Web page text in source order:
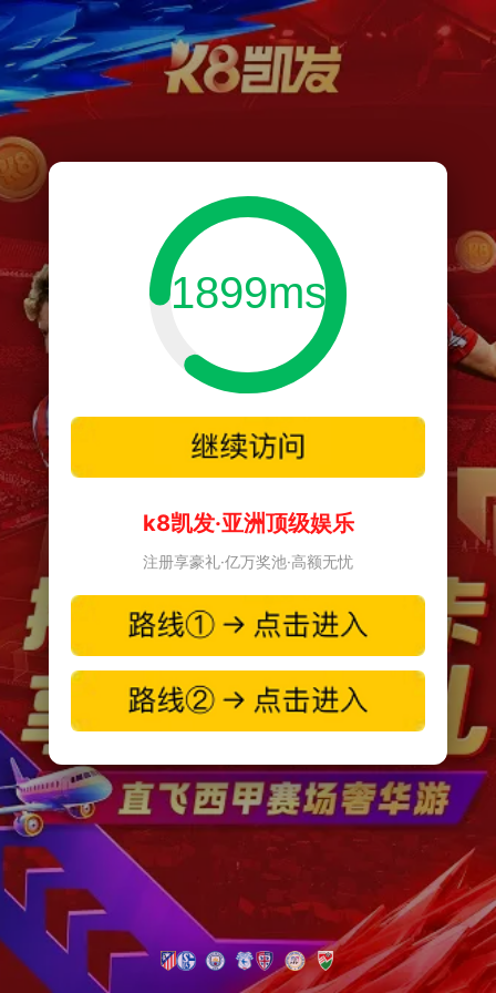
1899ms
k8凯发·亚洲顶级娱乐
注册享豪礼·亿万奖池·高额无忧